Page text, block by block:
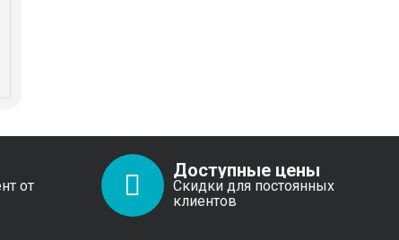
от
Доступные цены
Скидки для постоянных
клиентов